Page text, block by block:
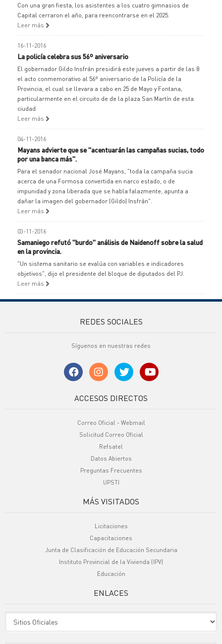
Con una gran fiesta, los asistentes a los cuatro gimnasios de
Capital cerraron el año, para reencontrarse en el 2025.
Leer más
16-11-2016
La policía celebra sus 56º aniversario
El gobernador Gildo Insfrán presidirá este jueves a partir de las 8
el acto conmemorativo al 56º aniversario de la Policía de la
Provincia, el cual se llevara a cabo en 25 de Mayo y Fontana,
particularmente en el circuito de de la plaza San Martín de esta
ciudad.
Leer más
04-11-2016
Mayans advierte que se "acentuarán las campañas sucias, todo
por una banca más".
Para el senador nacional José Mayans, "toda la campaña sucia
acerca de una Formosa convertida en narco estado, o de
impunidad y zona liberada que se habla falazmente, apunta a
dañar la imagen del gobernador (Gildo) Insfrán".
Leer más
03-11-2016
Samaniego refutó "burdo" análisis de Naidenoff sobre la salud
en la provincia.
"Un sistema sanitario se evalúa con variables e indicadores
objetivos", dijo el presidente del bloque de diputados del PJ.
Leer más
REDES SOCIALES
Síguenos en nuestras redes
ACCESOS DIRECTOS
Correo Oficial - Webmail
Solicitud Correo Oficial
Refsatel
Datos Abiertos
Preguntas Frecuentes
UPSTI
MÁS VISITADOS
Licitaciones
Capacitaciones
Junta de Clasificación de Educación Secundaria
Instituto Provincial de la Vivienda (IPV)
Educación
ENLACES